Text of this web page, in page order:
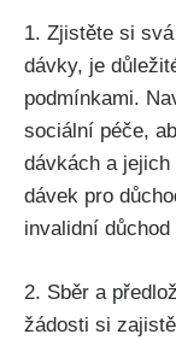
1. Zjistěte si
dávky, je
podmínkami.
sociální péče,
dávkách a
dávek pro
invalidní
2. Sběr a
žádosti si